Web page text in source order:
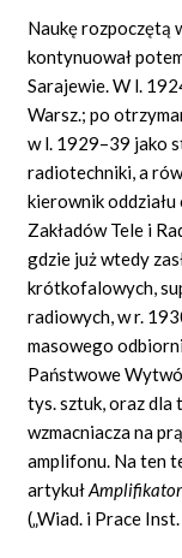
Naukę rozpoczętą
kontynuował
Sarajewie. W l.
Warsz.; po
w l. 1929–39 jako
radiotechniki, a
kierownik
ZakładówTele i
gdzie już wtedy
krótkofalowych,
radiowych, w r.
masowego
Państwowe
tys. sztuk, oraz
wzmacniacza na
amplifonu. Na ten
artykuł
(„Wiad. i Prace